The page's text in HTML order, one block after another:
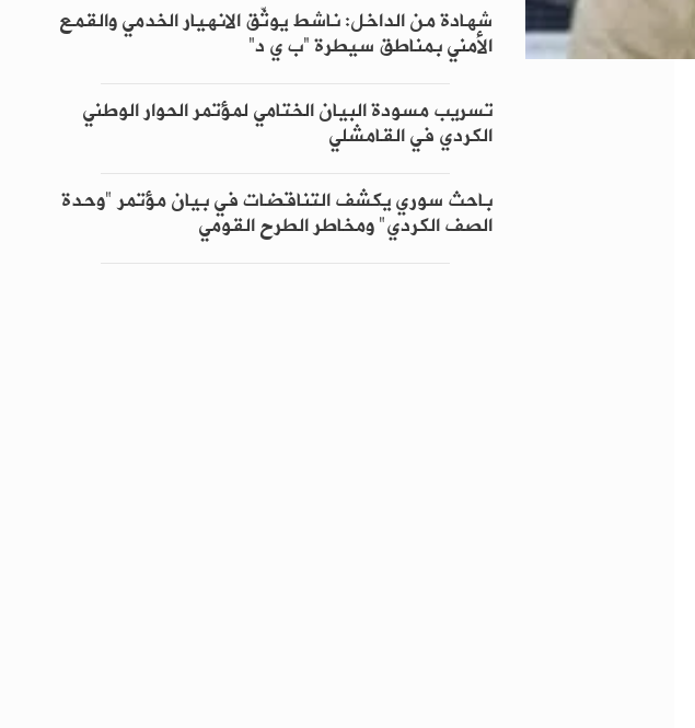
شهادة من الداخل: ناشط يوثّق الانهيار الخدمي والقمع
الأمني بمناطق سيطرة “ب ي د”
تسريب مسودة البيان الختامي لمؤتمر الحوار الوطني
الكردي في القامشلي
باحث سوري يكشف التناقضات في بيان مؤتمر "وحدة
الصف الكردي" ومخاطر الطرح القومي